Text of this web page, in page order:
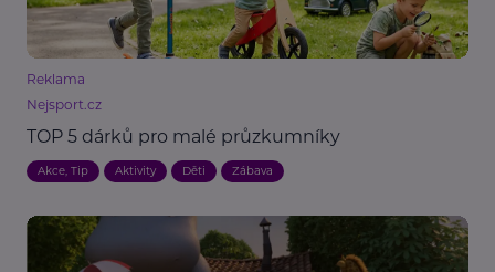
Reklama
Nejsport.cz
TOP 5 dárků pro malé průzkumníky
Akce, Tip Aktivity Děti Zábava